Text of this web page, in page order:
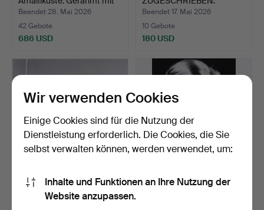
Acr…
Beendet 28. Mai 2026
42 Gebote
686 USD
Elizabeth Tayl…
Beendet 17. Mai 2026
10 Gebote
180 USD
EVERT TAUBE. PERLOW
ANDERSON (1921-1989). …
ÅKE LANGE (1909-1975).
Wir verwenden Cookies
Einige Cookies sind für die Nutzung der
Dienstleistung erforderlich. Die Cookies, die Sie
selbst verwalten können, werden verwendet, um:
Inhalte und Funktionen an Ihre Nutzung der
Website anzupassen.